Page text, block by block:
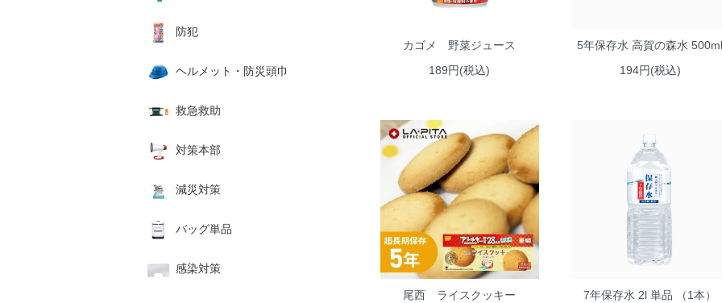
カゴメ 野菜ジュース
189円(税込)
5年保存水 高賀の森水 500ml
194円(税込)
尾西 ライスクッキー
7年保存水 2l 単品 （1本）
防犯
ヘルメット・防災頭巾
救急救助
対策本部
減災対策
バッグ単品
感染対策